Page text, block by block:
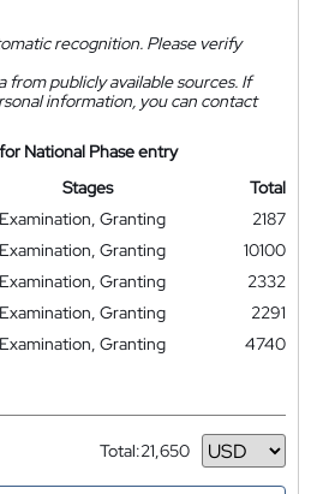
recognition. Please verify
publicly available sources. If
information, you can contact
National Phase entry
Stages
Total
Granting
2187
Granting
10100
Granting
2332
Granting
2291
Granting
4740
Total:21,650
Currency